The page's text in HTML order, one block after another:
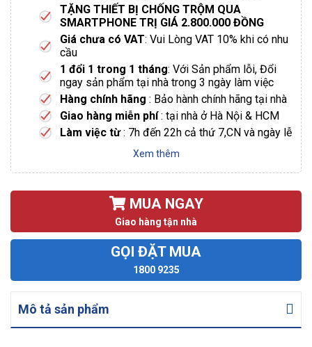
TẶNG THIẾT BỊ CHỐNG TRỘM QUA
SMARTPHONE TRỊ GIÁ 2.800.000 ĐỒNG
Giá chưa có VAT: Vui Lòng VAT 10% khi có nhu
cầu
1 đổi 1 trong 1 tháng: Với Sản phẩm lỗi, Đổi
ngay sản phẩm tại nhà trong 3 ngày làm việc
Hàng chính hãng : Bảo hành chính hãng tại nhà
Giao hàng miễn phí: tại nhà ở Hà Nội & HCM
Làm việc từ: 7h đến 22h cả thứ 7,CN và ngày lễ
Xem thêm
MUA NGAY
Giao hàng tận nhà
GỌI ĐẶT MUA
1800 9235
Mô tả sản phẩm